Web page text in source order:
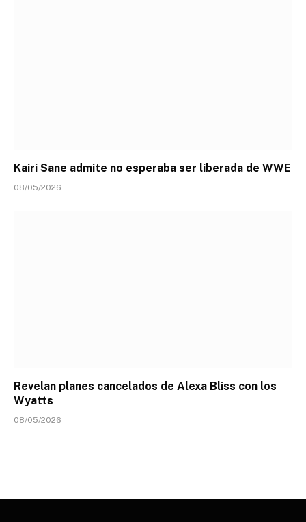
Kairi Sane admite no esperaba ser liberada de WWE
08/05/2026
Revelan planes cancelados de Alexa Bliss con los
Wyatts
08/05/2026